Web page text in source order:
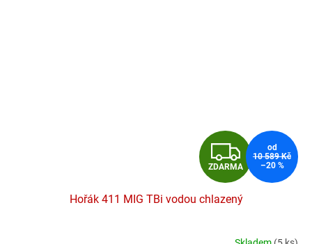
Z
D
A
ZDARMA
od
10 589 Kč
–20 %
Hořák 411 MIG TBi vodou chlazený